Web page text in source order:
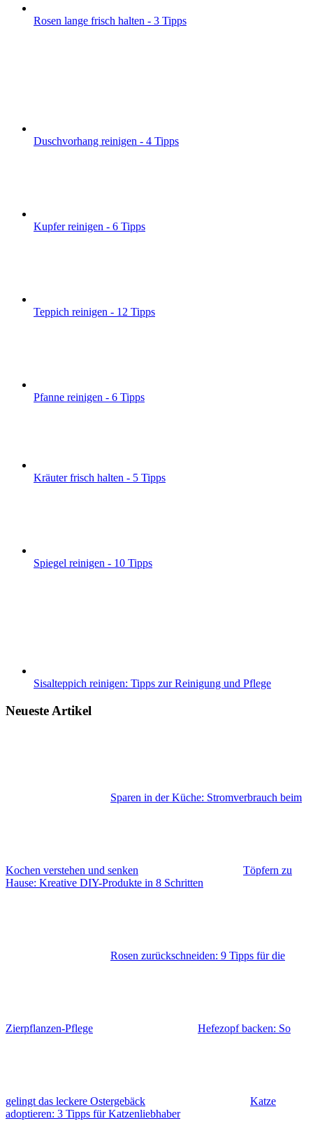
Rosen lange frisch halten - 3 Tipps
Duschvorhang reinigen - 4 Tipps
Kupfer reinigen - 6 Tipps
Teppich reinigen - 12 Tipps
Pfanne reinigen - 6 Tipps
Kräuter frisch halten - 5 Tipps
Spiegel reinigen - 10 Tipps
Sisalteppich reinigen: Tipps zur Reinigung und Pflege
Neueste Artikel
Sparen in der Küche: Stromverbrauch beim
Kochen verstehen und senken
Töpfern zu
Hause: Kreative DIY-Produkte in 8 Schritten
Rosen zurückschneiden: 9 Tipps für die
Zierpflanzen-Pflege Hefezopf backen: So
gelingt das leckere Ostergebäck
Katze
adoptieren: 3 Tipps für Katzenliebhaber